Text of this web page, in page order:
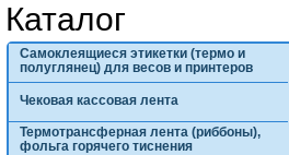
Каталог
Самоклеящиеся этикетки (термо и
полуглянец) для весов и принтеров
Чековая кассовая лента
Термотрансферная лента (риббоны),
фольга горячего тиснения